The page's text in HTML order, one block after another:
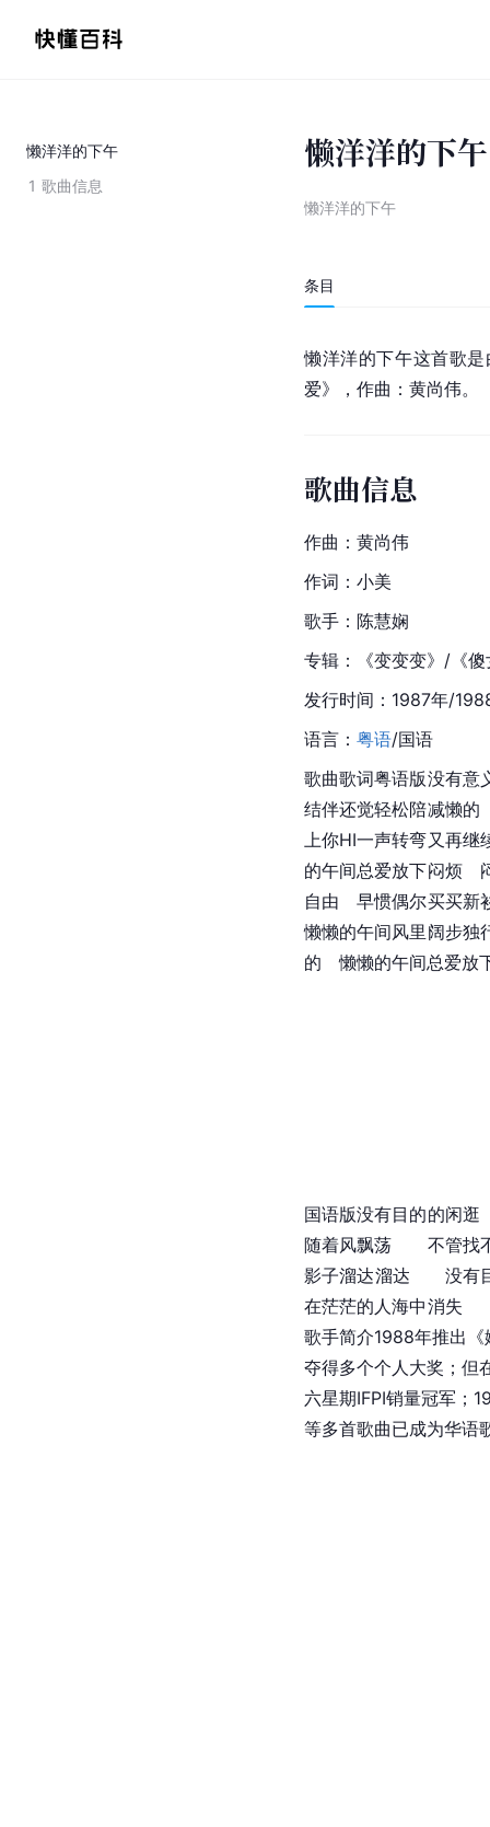
懒洋洋的下午
1 歌曲信息
懒洋洋的下午
懒洋洋的下午
条目
懒洋洋的下午这首歌
爱》，作曲：黄尚伟。
歌曲信息
作曲：黄尚伟
作词： 小美
歌手：陈慧娴
专辑：《变变变》/《
发行时间：1987年/
语言： 粤语/国语
歌曲歌词粤语版没有意
结伴还觉轻松陪减懒的
上你HI一声转弯又再
的午间总爱放下闷烦　
自由　早惯偶尔买买
懒懒的午间风里阔步独
的　懒懒的午间总爱放
国语版没有目的的闲
随着风飘荡　　不管找
影子溜达溜达　　没
在茫茫的人海中消失　
歌手简介1988年推出《
夺得多个个人大奖；但
六星期IFPI销量冠军；
等多首歌曲已成为华语